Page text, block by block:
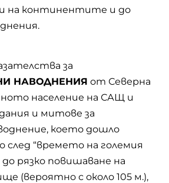
на континентите и до
за
НАВОДНЕНИЯ от Северна
население на САЩ и
и митове за
което дошло
след “времето на големия
до рязко повишаване на
(вероятно с около 105 м.),